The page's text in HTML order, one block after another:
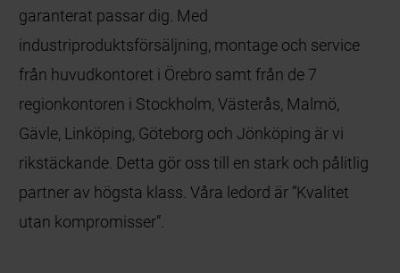
garanterat passar dig. Med
industriproduktsförsäljning, montage och service
från huvudkontoret i Örebro samt från de 7
regionkontoren i Stockholm, Västerås, Malmö,
Gävle, Linköping, Göteborg och Jönköping är vi
rikstäckande. Detta gör oss till en stark och pålitlig
partner av högsta klass. Våra ledord är ”Kvalitet
utan kompromisser”.